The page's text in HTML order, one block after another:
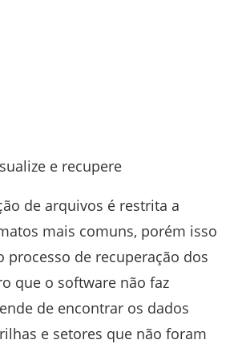
e recupere
de arquivos é restrita a
mais comuns, porém isso
processo de recuperação dos
que o software não faz
de encontrar os dados
e setores que não foram